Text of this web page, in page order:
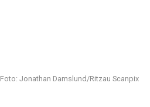
Foto: Jonathan Damslund/Ritzau Scanpix